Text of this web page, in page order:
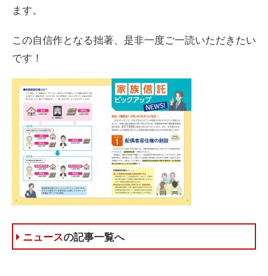
ます。
この自信作となる拙著、是非一度ご一読いただきたい
です！
ニュースの記事一覧へ